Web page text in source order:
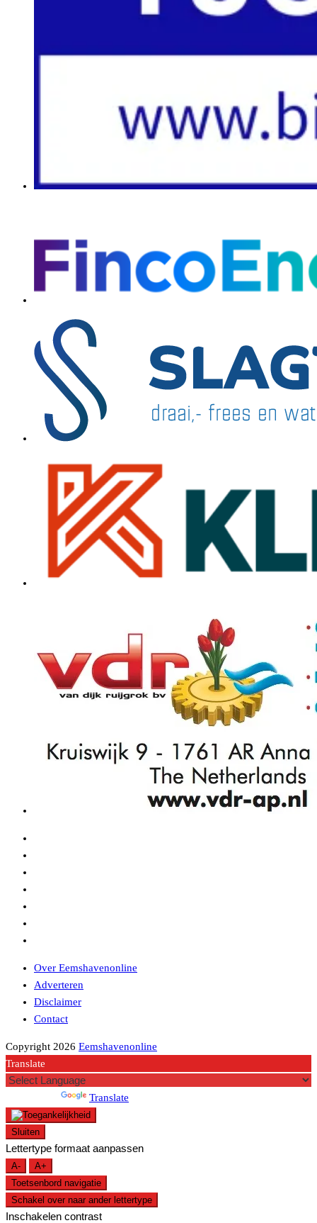
Over Eemshavenonline
Adverteren
Disclaimer
Contact
Copyright 2026 Eemshavenonline
Translate
Translate
Sluiten
Lettertype formaat aanpassen
A-
A+
Toetsenbord navigatie
Schakel over naar ander lettertype
Inschakelen contrast